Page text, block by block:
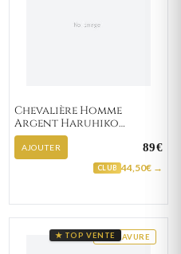
Chevalière Homme
Argent Haruhiko
Zirconium
AJOUTER 89€
CLUB 44,50€ →
GRAVURE
★ TOP VENTE